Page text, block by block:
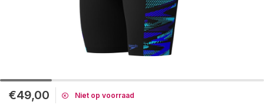
€49,00 Niet op voorraad